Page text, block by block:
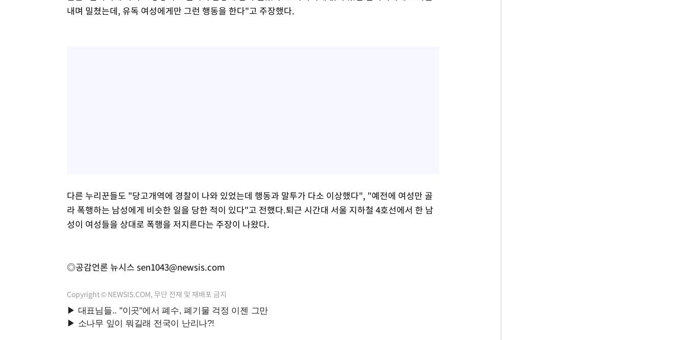
내며 밀쳤는데, 유독 여성에게만 그런 행동을 한다"고 주장했다.
다른 누리꾼들도 "당고개역에 경찰이 나와 있었는데 행동과 말투가 다소 이상했다", "예전에 여성만 골
라 폭행하는 남성에게 비슷한 일을 당한 적이 있다"고 전했다.퇴근 시간대 서울 지하철 4호선에서 한 남
성이 여성들을 상대로 폭행을 저지른다는 주장이 나왔다.
◎공감언론 뉴시스 sen1043@newsis.com
Copyright © NEWSIS.COM, 무단 전재 및 재배포 금지